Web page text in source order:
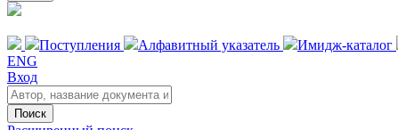
Поступления Алфавитный указатель Имидж-каталог
ENG
Вход
Поиск